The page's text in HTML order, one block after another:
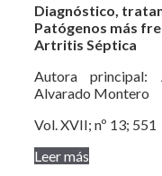
Diagnóstico,
Patógenos más
Artritis Séptica
Autora principal:
Alvarado Montero
Vol. XVII; nº 13; 551
Leer más